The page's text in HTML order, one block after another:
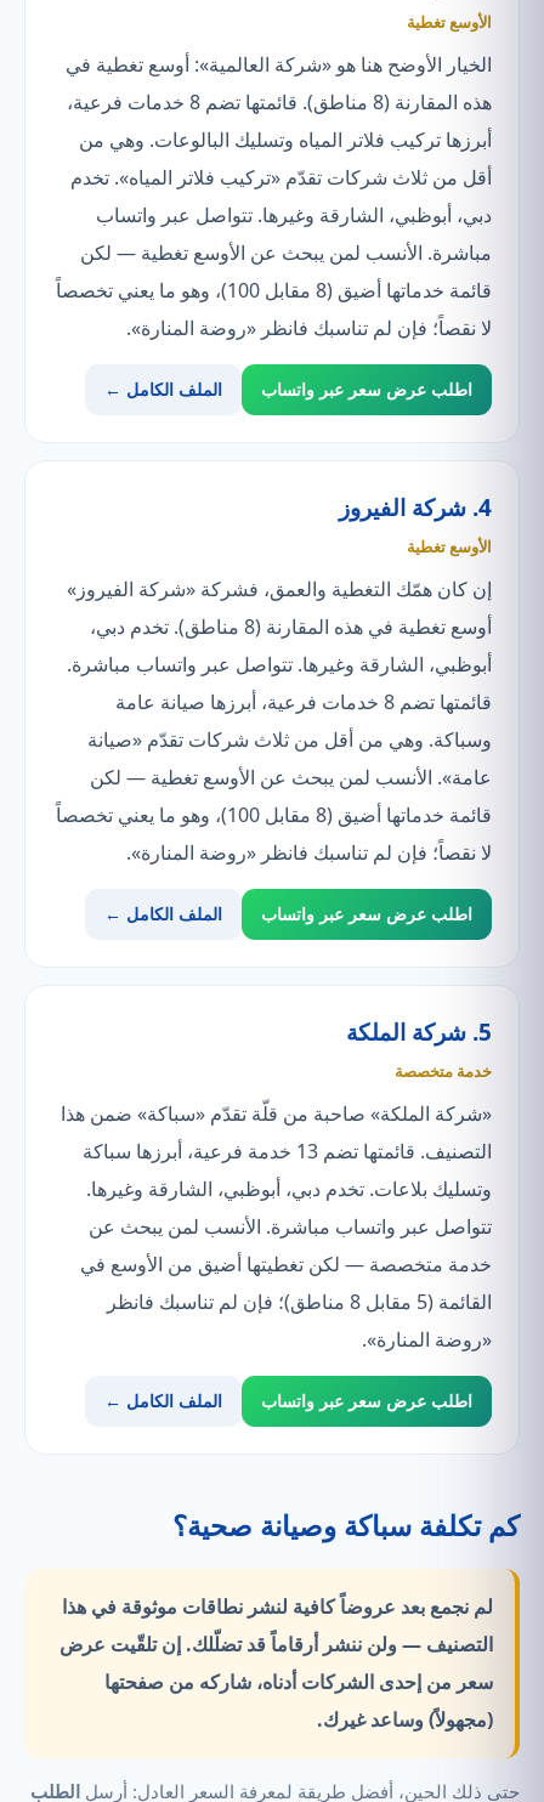
الأوسع تغطية
الخيار الأوضح هنا هو «شركة العالمية»: أوسع تغطية في
هذه المقارنة (8 مناطق). قائمتها تضم 8 خدمات فرعية،
أبرزها تركيب فلاتر المياه وتسليك البالوعات. وهي من
أقل من ثلاث شركات تقدّم «تركيب فلاتر المياه». تخدم
دبي، أبوظبي، الشارقة وغيرها. تتواصل عبر واتساب
مباشرة. الأنسب لمن يبحث عن الأوسع تغطية — لكن
قائمة خدماتها أضيق (8 مقابل 100)، وهو ما يعني تخصصاً
لا نقصاً؛ فإن لم تناسبك فانظر «روضة المنارة».
اطلب عرض سعر عبر واتساب الملف الكامل ←
4. شركة الفيروز
الأوسع تغطية
إن كان همّك التغطية والعمق، فشركة «شركة الفيروز»
أوسع تغطية في هذه المقارنة (8 مناطق). تخدم دبي،
أبوظبي، الشارقة وغيرها. تتواصل عبر واتساب مباشرة.
قائمتها تضم 8 خدمات فرعية، أبرزها صيانة عامة
وسباكة. وهي من أقل من ثلاث شركات تقدّم «صيانة
عامة». الأنسب لمن يبحث عن الأوسع تغطية — لكن
قائمة خدماتها أضيق (8 مقابل 100)، وهو ما يعني تخصصاً
لا نقصاً؛ فإن لم تناسبك فانظر «روضة المنارة».
اطلب عرض سعر عبر واتساب الملف الكامل ←
5. شركة الملكة
خدمة متخصصة
«شركة الملكة» صاحبة من قلّة تقدّم «سباكة» ضمن هذا
التصنيف. قائمتها تضم 13 خدمة فرعية، أبرزها سباكة
وتسليك بلاعات. تخدم دبي، أبوظبي، الشارقة وغيرها.
تتواصل عبر واتساب مباشرة. الأنسب لمن يبحث عن
خدمة متخصصة — لكن تغطيتها أضيق من الأوسع في
القائمة (5 مقابل 8 مناطق)؛ فإن لم تناسبك فانظر
«روضة المنارة».
اطلب عرض سعر عبر واتساب الملف الكامل ←
كم تكلفة سباكة وصيانة صحية؟
لم نجمع بعد عروضاً كافية لنشر نطاقات موثوقة في هذا
التصنيف —ولن ننشر أرقاماً قد تضلّلك. إن تلقّيت عرض
سعر من إحدى الشركات أدناه، شاركه من صفحتها
(مجهولاً) وساعد غيرك.
حتى ذلك الحين، أفضل طريقة لمعرفة السعر العادل: أرسل الطلب